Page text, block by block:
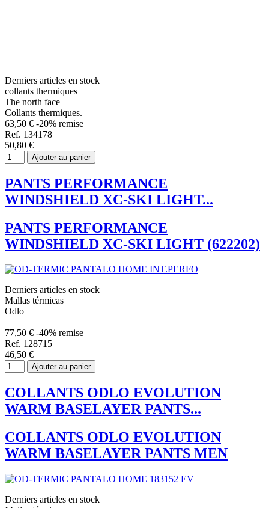
Derniers articles en stock
collants thermiques
The north face
Collants thermiques.
63,50 € -20% remise
Ref. 134178
50,80 €
Ajouter au panier
PANTS PERFORMANCE
WINDSHIELD XC-SKI LIGHT...
PANTS PERFORMANCE
WINDSHIELD XC-SKI LIGHT (622202)
Derniers articles en stock
Mallas térmicas
Odlo
77,50 € -40% remise
Ref. 128715
46,50 €
Ajouter au panier
COLLANTS ODLO EVOLUTION
WARM BASELAYER PANTS...
COLLANTS ODLO EVOLUTION
WARM BASELAYER PANTS MEN
Derniers articles en stock